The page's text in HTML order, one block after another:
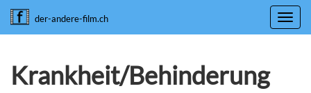
der-andere-film.ch
Krankheit/Behinderung